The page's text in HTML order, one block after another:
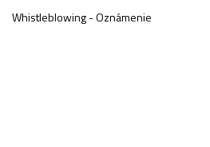
Whistleblowing - Oznámenie